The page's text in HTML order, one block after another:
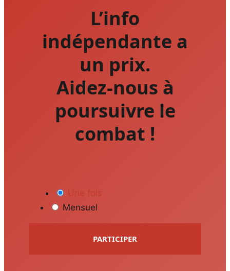
L’info
indépendante a
un prix.
Aidez-nous à
poursuivre le
combat !
Mensuel
PARTICIPER